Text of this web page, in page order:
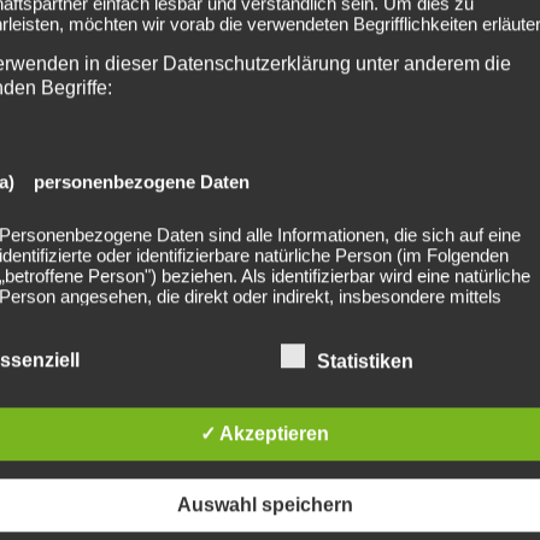
Nürnberg
Required fields are marked *
möchten wir vorab die verwendeten Begrifflichkeiten
in dieser Datenschutzerklärung unter anderem die
Begriffe:
a) personenbezogene Daten
Personenbezogene Daten sind alle Informationen, die sich auf eine
identifizierte oder identifizierbare natürliche Person (im Folgenden
„betroffene Person") beziehen. Als identifizierbar wird eine natürliche
Person angesehen, die direkt oder indirekt, insbesondere mittels
besonderen Merkmalen, die Ausdruck der physischen,
Statistiken
✓ Akzeptieren
Auswahl speichern